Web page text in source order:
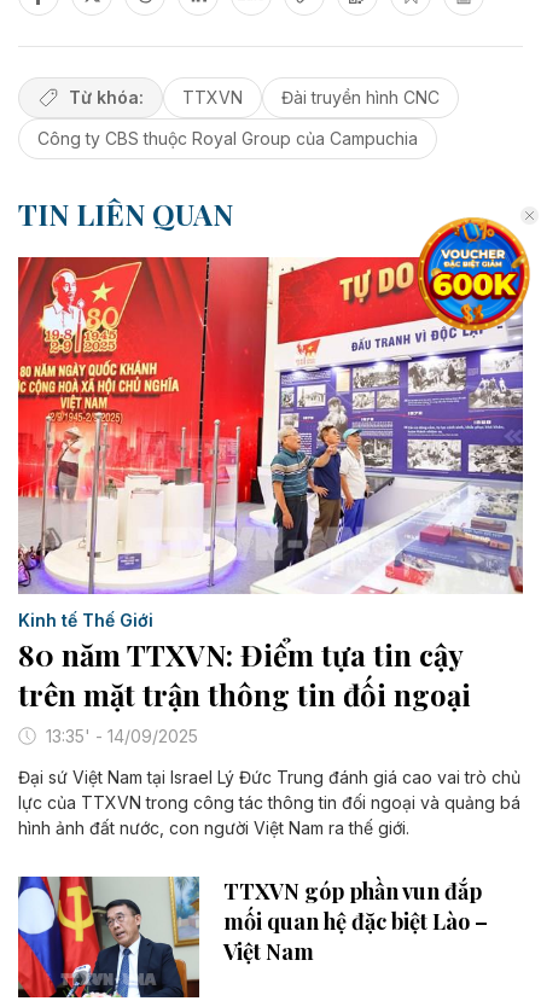
Từ khóa: TTXVN
Đài truyền hình CNC
Công ty CBS thuộc Royal Group của Campuchia
TIN LIÊN QUAN
Kinh tế Thế Giới
80 năm TTXVN: Điểm tựa tin cậy
trên mặt trận thông tin đối ngoại
13:35' - 14/09/2025
Đại sứ Việt Nam tại Israel Lý Đức Trung đánh giá cao vai trò chủ
lực của TTXVN trong công tác thông tin đối ngoại và quảng bá
hình ảnh đất nước, con người Việt Nam ra thế giới.
TTXVN góp phần vun đắp
mối quan hệ đặc biệt Lào –
Việt Nam